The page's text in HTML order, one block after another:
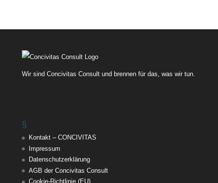
Wir sind Concivitas Consult und brennen für das, was wir tun.
§
Kontakt – CONCIVITAS
Impressum
Datenschutzerklärung
AGB der Concivitas Consult
Cookie-Richtlinie (EU)